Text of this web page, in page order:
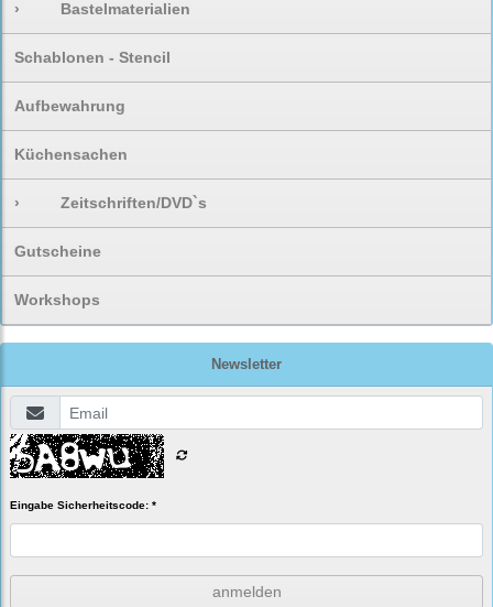
› Bastelmaterialien
Schablonen - Stencil
Aufbewahrung
Küchensachen
› Zeitschriften/DVD`s
Gutscheine
Workshops
Newsletter
Eingabe Sicherheitscode: *
anmelden